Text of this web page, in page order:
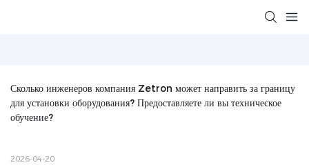
Сколько инженеров компания Zetron может направить за границу
для установки оборудования? Предоставляете ли вы техническое
обучение?
2026-04-20